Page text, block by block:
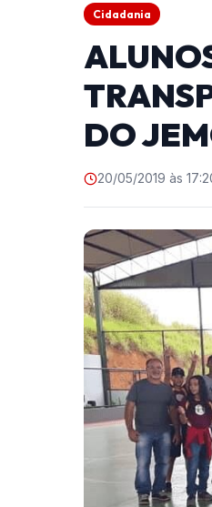
Cidadania
DO
20/05/2019 às